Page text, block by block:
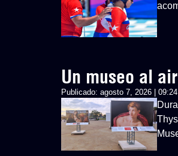
Un museo al
Publicado: agosto 7, 2026 | 09:24